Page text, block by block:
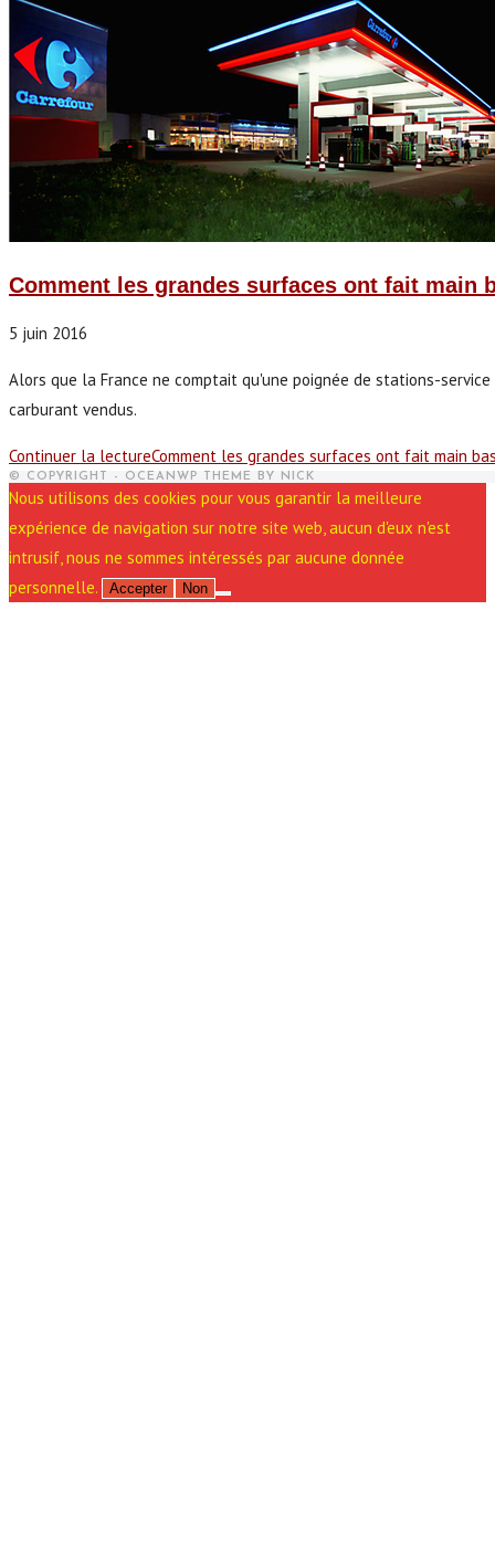
Comment les grandes surfaces ont fait main
5 juin 2016
Alors que la France ne comptait qu'une poignée de stations-
carburant vendus.
Continuer la lectureComment les grandes surfaces ont fait main
© COPYRIGHT - OCEANWP THEME BY NICK
Nous utilisons des cookies pour vous garantir la meilleure
expérience de navigation sur notre site web, aucun d'eux n'est
intrusif, nous ne sommes intéressés par aucune donnée
personnelle.
Accepter Non